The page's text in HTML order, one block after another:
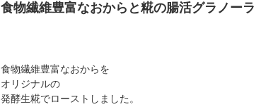
食物繊維豊富なおからと糀の腸活グラノーラ
食物繊維豊富なおからを
オリジナルの
発酵生糀でローストしました。